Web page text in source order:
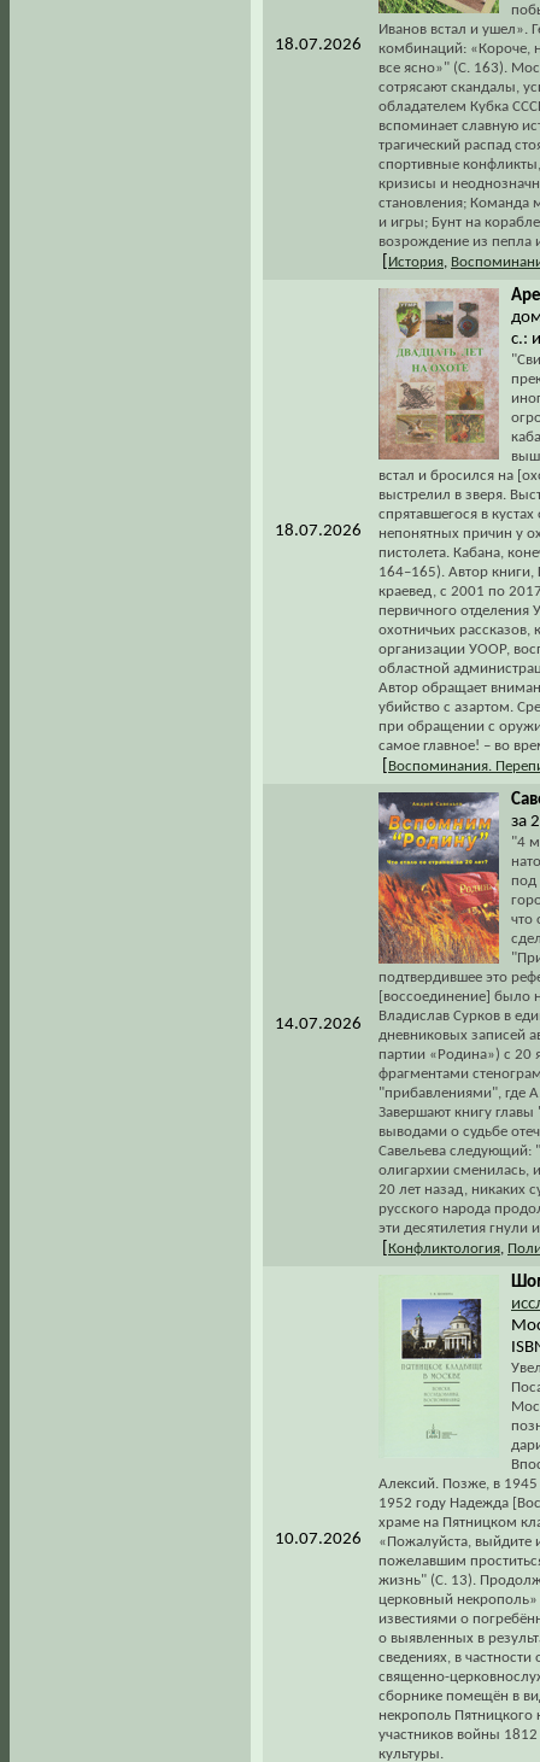
18.07.2026
Иванов встал и ушел».
комбинаций: «Короче,
все ясно»" (С. 163).
сотрясают скандалы,
обладателем Кубка
вспоминает славную
трагический распад
спортивные
кризисы и
становления; Команда
и игры; Бунт на
возрождение из пепла
История
18.07.2026
с.:
встал и бросился на
выстрелил в зверя.
спрятавшегося в
непонятных причин у
пистолета. Кабана,
164–165). Автор книги,
краевед, с 2001 по
первичного
охотничьих рассказов,
организации УООР,
областной
Автор обращает
убийство с азартом.
при обращении с
самое главное! – во
Воспоминания.
14.07.2026
за
"4
под
что
подтвердившее это
[воссоединение] было
Владислав Сурков в
дневниковых записей
партии «Родина») с 20
фрагментами
"прибавлениями", где
Завершают книгу
выводами о судьбе
Савельева следующий:
олигархии сменилась,
20 лет назад, никаких
русского народа
эти десятилетия гнули
Конфликтология
10.07.2026
Алексий. Позже, в
1952 году Надежда
храме на Пятницком
«Пожалуйста, выйдите
пожелавшим
жизнь" (С. 13).
церковный
известиями о
о выявленных в
сведениях, в
священно-
сборнике помещён в
некрополь Пятницкого
участников войны 1812
культуры.